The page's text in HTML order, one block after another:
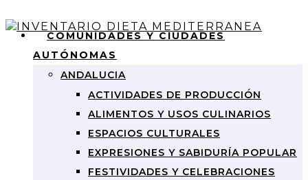
COMUNIDADES Y CIUDADES
AUTÓNOMAS
ANDALUCIA
ACTIVIDADES DE PRODUCCIÓN
ALIMENTOS Y USOS CULINARIOS
ESPACIOS CULTURALES
EXPRESIONES Y SABIDURÍA POPULAR
FESTIVIDADES Y CELEBRACIONES